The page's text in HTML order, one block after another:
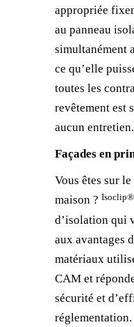
appropriée
au panneau
simultanément
ce qu’elle
toutes les
revêtement est
aucun entretien.
Façades en
Vous êtes sur
maison ? Isoclip®
d’isolation qui
aux avantages
matériaux
CAM et
sécurité et
réglementation.